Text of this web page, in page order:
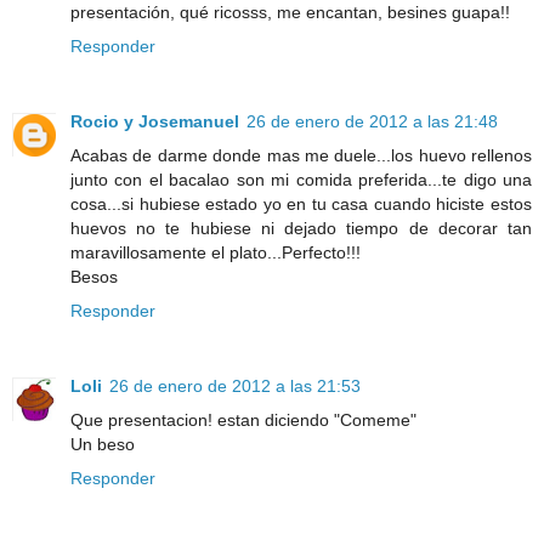
presentación, qué ricosss, me encantan, besines guapa!!
Responder
Rocio y Josemanuel 26 de enero de 2012 a las 21:48
Acabas de darme donde mas me duele...los huevo rellenos
junto con el bacalao son mi comida preferida...te digo una
cosa...si hubiese estado yo en tu casa cuando hiciste estos
huevos no te hubiese ni dejado tiempo de decorar tan
maravillosamente el plato...Perfecto!!!
Besos
Responder
Loli 26 de enero de 2012 a las 21:53
Que presentacion! estan diciendo "Comeme"
Un beso
Responder